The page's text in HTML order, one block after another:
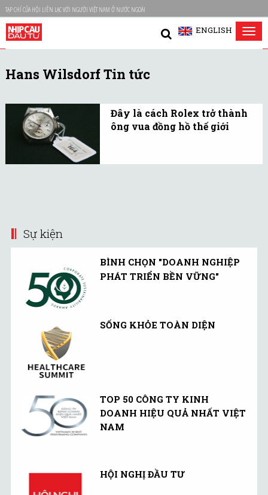
TẠP CHÍ CỦA HỘI LIÊN LẠC VỚI NGƯỜI VIỆT NAM Ở NƯỚC NGOÀI
ENGLISH
Hans Wilsdorf Tin tức
Đây là cách Rolex trở thành
ông vua đồng hồ thế giới
Sự kiện
BÌNH CHỌN "DOANH NGHIỆP
PHÁT TRIỂN BỀN VỮNG"
SỐNG KHỎE TOÀN DIỆN
TOP 50 CÔNG TY KINH
DOANH HIỆU QUẢ NHẤT VIỆT
NAM
HỘI NGHỊ ĐẦU TƯ